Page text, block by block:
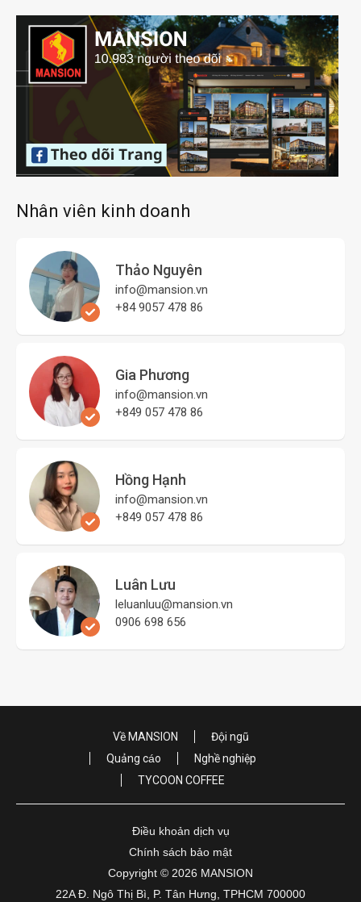
Nhân viên kinh doanh
Thảo Nguyên
info@mansion.vn
+84 9057 478 86
Gia Phương
info@mansion.vn
+849 057 478 86
Hồng Hạnh
info@mansion.vn
+849 057 478 86
Luân Lưu
leluanluu@mansion.vn
0906 698 656
Về MANSION
Đội ngũ
Quảng cáo
Nghề nghiệp
TYCOON COFFEE
Điều khoản dịch vụ
Chính sách bảo mật
Copyright © 2026 MANSION
22A Đ. Ngô Thị Bì, P. Tân Hưng, TPHCM 700000